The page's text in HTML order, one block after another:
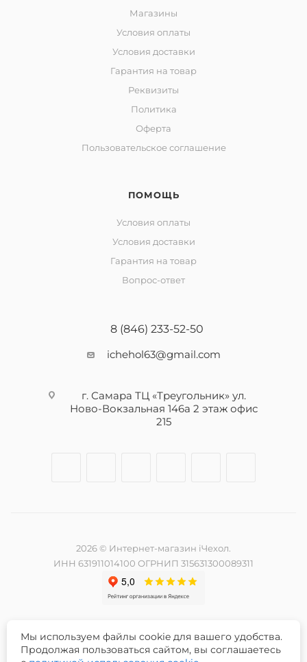
Магазины
Условия оплаты
Условия доставки
Гарантия на товар
Реквизиты
Политика
Оферта
Пользовательское соглашение
ПОМОЩЬ
Условия оплаты
Условия доставки
Гарантия на товар
Вопрос-ответ
8 (846) 233-52-50
ichehol63@gmail.com
г. Самара ТЦ «Треугольник» ул.
Ново-Вокзальная 146а 2 этаж офис
215
2026 © Интернет-магазин iЧехол.
ИНН 631911014100 ОГРНИП 315631300089311
Разработка и продвижение сайта -
Мы используем файлы cookie для вашего удобства.
Продолжая пользоваться сайтом, вы соглашаетесь